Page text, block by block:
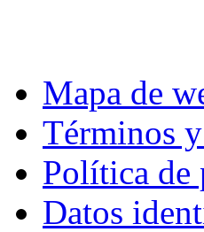
Mapa de
Términos
Política de
Datos